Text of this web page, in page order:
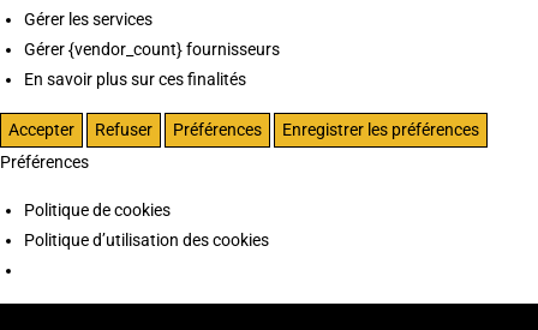
Gérer les services
Gérer {vendor_count} fournisseurs
En savoir plus sur ces finalités
Accepter Refuser Préférences
Enregistrer les préférences
Préférences
Politique de cookies
Politique d’utilisation des cookies